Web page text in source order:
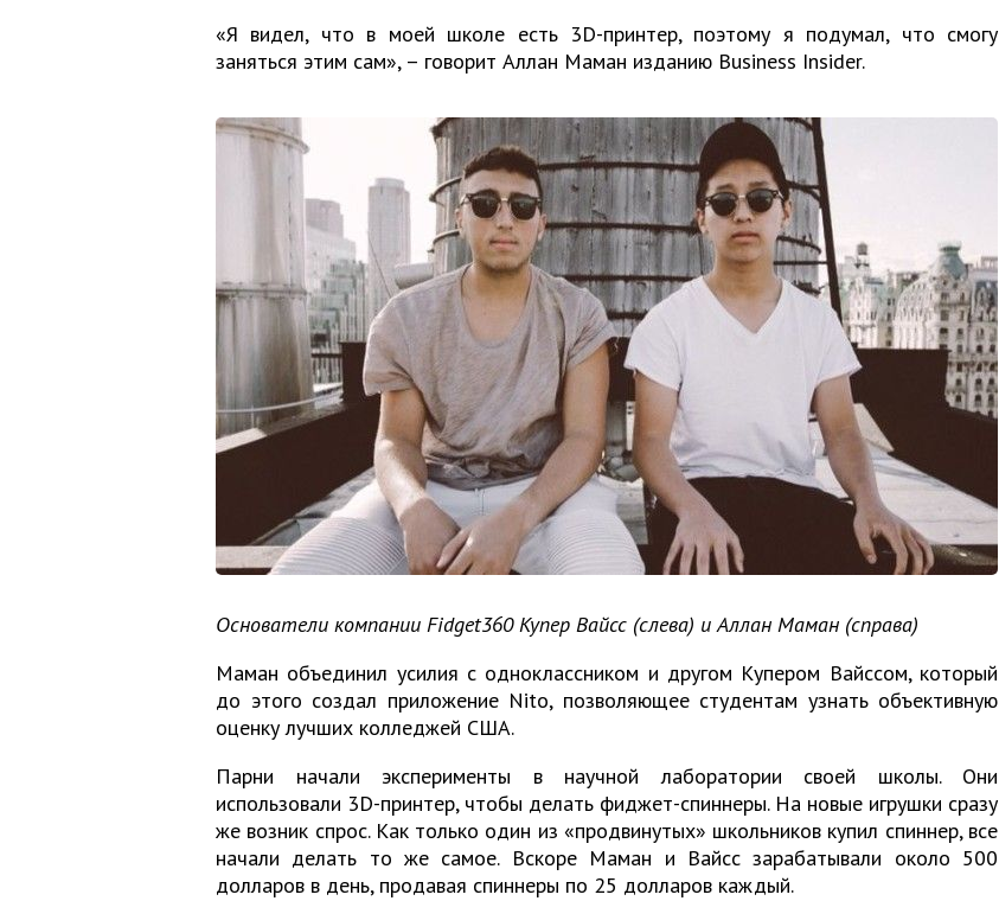
«Я видел, что в моей школе есть 3D-принтер, поэтому я подумал, что смогу
заняться этим сам», – говорит Аллан Маман изданию Business Insider.
Основатели компании Fidget360 Купер Вайсс (слева) и Аллан Маман (справа)
Маман объединил усилия с одноклассником и другом Купером Вайссом, который
до этого создал приложение Nito, позволяющее студентам узнать объективную
оценку лучших колледжей США.
Парни начали эксперименты в научной лаборатории своей школы. Они
использовали 3D-принтер, чтобы делать фиджет-спиннеры. На новые игрушки сразу
же возник спрос. Как только один из «продвинутых» школьников купил спиннер, все
начали делать то же самое. Вскоре Маман и Вайсс зарабатывали около 500
долларов в день, продавая спиннеры по 25 долларов каждый.